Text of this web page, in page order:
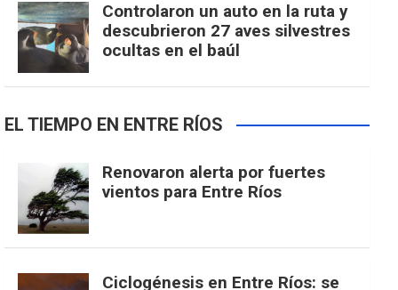
Controlaron un auto en la ruta y
descubrieron 27 aves silvestres
ocultas en el baúl
EL TIEMPO EN ENTRE RÍOS
Renovaron alerta por fuertes
vientos para Entre Ríos
Ciclogénesis en Entre Ríos: se